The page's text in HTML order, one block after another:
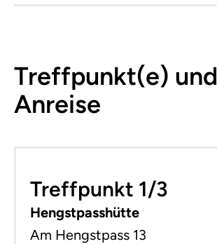
Treffpunkt(e) und
Anreise
−
Treffpunkt 1/3
Hengstpasshütte
Am Hengstpass 13